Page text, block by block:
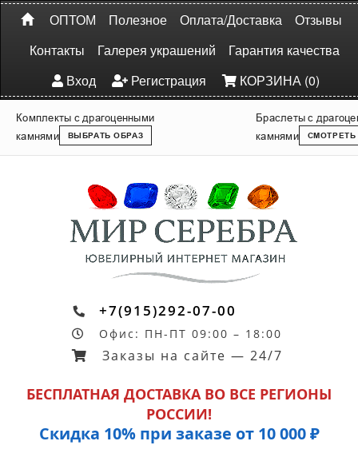
ОПТОМ Полезное Оплата/Доставка
Отзывы
Контакты
Галерея украшений
Гарантия качества
Вход
Регистрация КОРЗИНА (0)
Комплекты с драгоценными
камнями
ВЫБРАТЬ ОБРАЗ
Браслеты с
камнями
СМОТРЕТЬ
+7(915)292-07-00
Офис: ПН-ПТ 09:00 – 18:00
Заказы на сайте — 24/7
БЕСПЛАТНАЯ ДОСТАВКА ВО ВСЕ РЕГИОНЫ
РОССИИ!
Скидка 10% при заказе от 10 000 ₽